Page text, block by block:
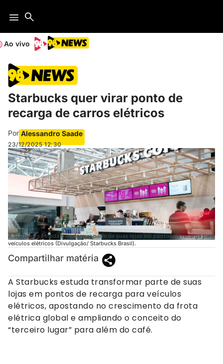
Ao vivo
Starbucks quer virar ponto de
recarga de carros elétricos
Por Alessandro Saade
23/12/2025 12:30
A Starbucks estuda transformar parte de suas lojas em pontos de recarga para
veículos elétricos (Divulgação/ Starbucks Brasil).
Compartilhar matéria
A Starbucks estuda transformar parte de suas
lojas em pontos de recarga para veículos
elétricos, apostando no crescimento da frota
elétrica global e ampliando o conceito do
“terceiro lugar” para além do café.